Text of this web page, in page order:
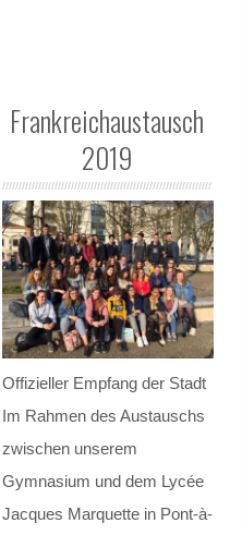
Frankreichaustausch
2019
Offizieller Empfang der Stadt
Im Rahmen des Austauschs
zwischen unserem
Gymnasium und dem Lycée
Jacques Marquette in Pont-à-